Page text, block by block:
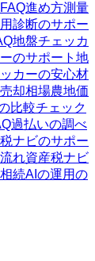
進め方測量
診断のサポー
地盤チェッカ
のサポート 地
カーの安心材
売却相場農地価
比較チェック
過払いの調べ
ナビのサポー
れ資産税ナビ
相続AIの運用の